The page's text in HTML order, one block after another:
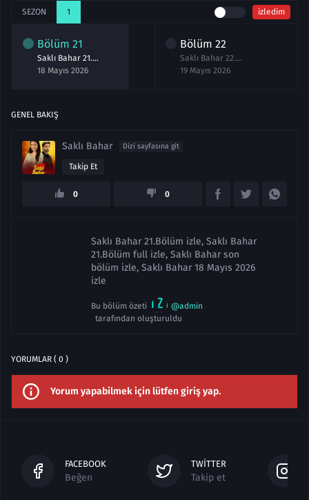
SEZON 1 izledim
Bölüm 21
Saklı Bahar 21.Bölüm izle
18 Mayıs 2026
Bölüm 22
Saklı Bahar 22.Bölüm izle
19 Mayıs 2026
GENEL BAKIŞ
Saklı Bahar Dizi sayfasına git
Takip Et
0 0
Saklı Bahar 21.Bölüm izle, Saklı Bahar
21.Bölüm full izle, Saklı Bahar son
bölüm izle, Saklı Bahar 18 Mayıs 2026
izle
Bu bölüm özeti
@admin
tarafından oluşturuldu
YORUMLAR ( 0 )
Yorum yapabilmek için lütfen giriş yap.
FACEBOOK
Beğen
TWITTER
Takip et